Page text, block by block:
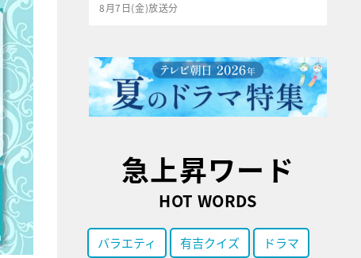
8月7日(金)放送分
急上昇ワード
HOT WORDS
バラエティ 有吉クイズ ドラマ